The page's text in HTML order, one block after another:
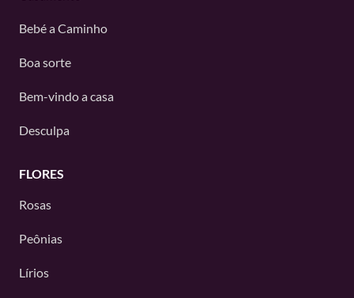
Bebé a Caminho
Boa sorte
Bem-vindo a casa
Desculpa
FLORES
Rosas
Peônias
Lírios